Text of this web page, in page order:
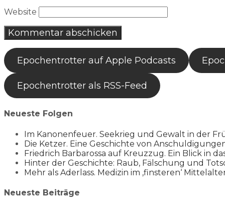
Website
Epochentrotter auf Apple Podcasts
Epochentrotter als RSS-Feed
Neueste Folgen
Im Kanonenfeuer. Seekrieg und Gewalt in der
Die Ketzer. Eine Geschichte von
Friedrich Barbarossa auf Kreuzzug. Ein Blick in
Hinter der Geschichte: Raub, Fälschung und
Mehr als Aderlass. Medizin im ‚finsteren‘
Neueste Beiträge